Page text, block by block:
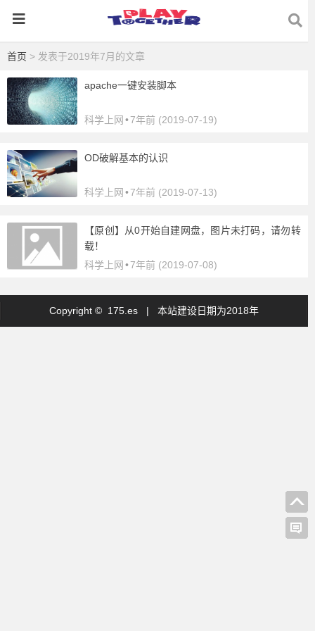
首页 > 发表于2019年7月的文章
apache一键安装脚本
科学上网 •7年前 (2019-07-19)
OD破解基本的认识
科学上网 •7年前 (2019-07-13)
【原创】从0开始自建网盘，图片未打码，请勿转
载！
科学上网 •7年前 (2019-07-08)
Copyright © 175.es | 本站建设日期为2018年